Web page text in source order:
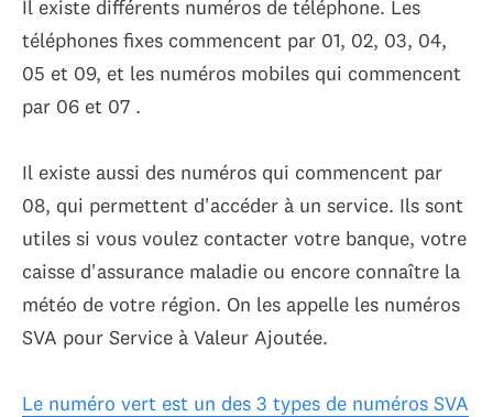
Il existe différents numéros de téléphone. Les
téléphones fixes commencent par 01, 02, 03, 04,
05 et 09, et les numéros mobiles qui commencent
par 06 et 07 .
Il existe aussi des numéros qui commencent par
08, qui permettent d'accéder à un service. Ils sont
utiles si vous voulez contacter votre banque, votre
caisse d'assurance maladie ou encore connaître la
météo de votre région. On les appelle les numéros
SVA pour Service à Valeur Ajoutée.
Le numéro vert est un des 3 types de numéros SVA